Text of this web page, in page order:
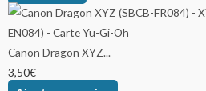
Canon Dragon XYZ...
3,50€